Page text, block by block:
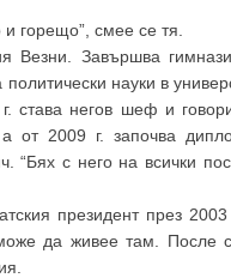
горещо”, смее се тя.
Везни. Завършва
науки в
става негов шеф и
2009 г. започва
с него на всички
президент през 2003
да живее там. После